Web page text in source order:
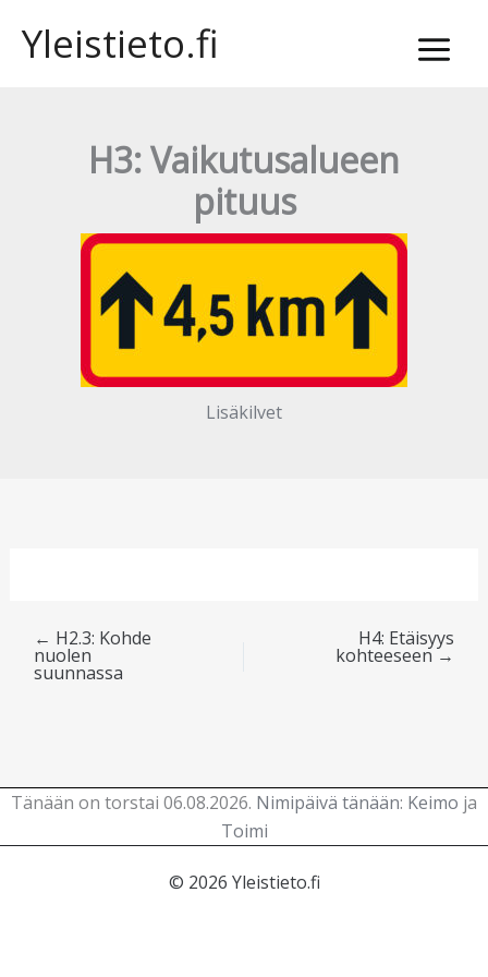
sisältöön
Yleistieto.fi
H3: Vaikutusalueen
pituus
Lisäkilvet
← H2.3: Kohde
nuolen
suunnassa
H4: Etäisyys
kohteeseen→
Tänään on torstai 06.08.2026. Nimipäivä tänään: Keimo ja
Toimi
© 2026 Yleistieto.fi